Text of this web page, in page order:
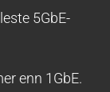
5GbE-
enn 1GbE.